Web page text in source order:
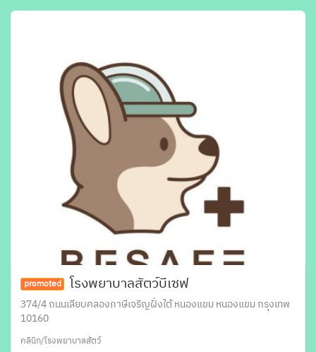
promoted โรงพยาบาลสัตว์บีเซฟ
374/4 ถนนเลียบคลองภาษีเจริญฝั่งใต้ หนองแขม หนองแขม กรุงเทพ
10160
คลินิก/โรงพยาบาลสัตว์